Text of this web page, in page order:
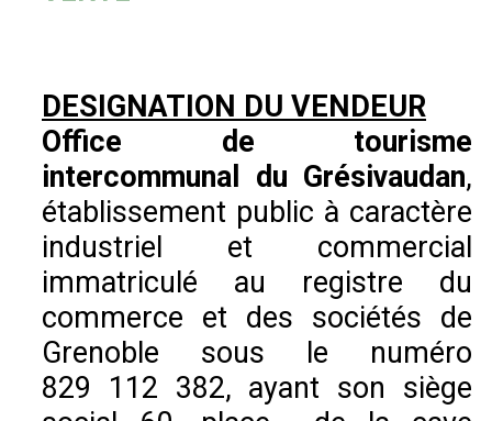
DESIGNATION DU VENDEUR
Office de tourisme
intercommunal du Grésivaudan,
établissement public à caractère
industriel et commercial
immatriculé au registre du
commerce et des sociétés de
Grenoble sous le numéro
829 112 382, ayant son siège